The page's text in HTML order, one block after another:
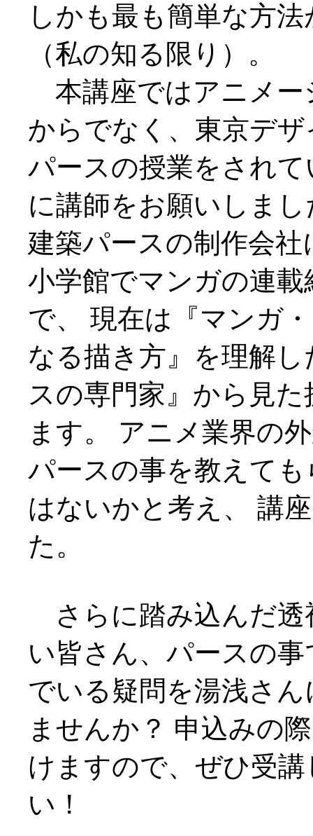
しかも最も簡単な方
（私の知る限り）。
本講座ではアニメー
からでなく、東京デ
パースの授業をされ
に講師をお願いしま
建築パースの制作会
小学館でマンガの連
で、 現在は『マンガ
なる描き方』を理解
スの専門家』から見
ます。 アニメ業界の
パースの事を教えて
はないかと考え、 講
た。
さらに踏み込んだ透
い皆さん、パースの
でいる疑問を湯浅さ
ませんか？ 申込みの
けますので、ぜひ受
い！